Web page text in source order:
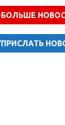
БОЛЬШЕ
ПРИСЛАТЬ